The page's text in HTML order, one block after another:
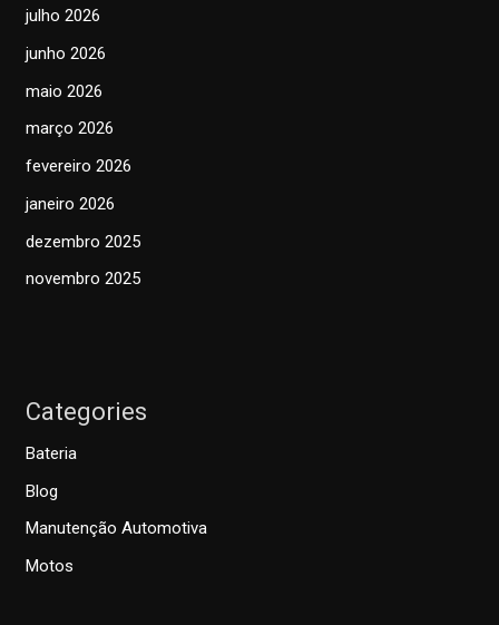
julho 2026
junho 2026
maio 2026
março 2026
fevereiro 2026
janeiro 2026
dezembro 2025
novembro 2025
Categories
Bateria
Blog
Manutenção Automotiva
Motos